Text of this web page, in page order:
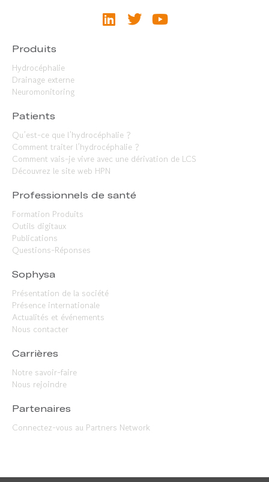
Produits
Hydrocéphalie
Drainage externe
Neuromonitoring
Patients
Qu’est-ce que l’hydrocéphalie ?
Comment traiter l’hydrocéphalie ?
Comment vais-je vivre avec une dérivation de LCS
Découvrez le site web HPN
Professionnels de santé
Formation Produits
Outils digitaux
Publications
Questions-Réponses
Sophysa
Présentation de la société
Présence internationale
Actualités et événements
Nous contacter
Carrières
Notre savoir-faire
Nous rejoindre
Partenaires
Connectez-vous au Partners Network